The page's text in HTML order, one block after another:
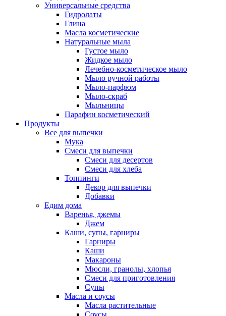
Универсальные средства
Гидролаты
Глина
Масла косметические
Натуральные мыла
Густое мыло
Жидкое мыло
Лечебно-косметическое мыло
Мыло ручной работы
Мыло-парфюм
Мыло-скраб
Мыльницы
Парафин косметический
Продукты
Все для выпечки
Мука
Смеси для выпечки
Смеси для десертов
Смеси для хлеба
Топпинги
Декор для выпечки
Добавки
Едим дома
Варенья, джемы
Джем
Каши, супы, гарниры
Гарниры
Каши
Макароны
Мюсли, гранолы, хлопья
Смеси для приготовления
Супы
Масла и соусы
Масла растительные
Соусы